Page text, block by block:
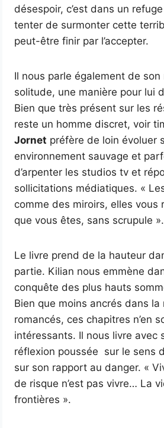
désespoir, c’est dans un refuge
tenter de surmonter cette
peut-être finir par l’accepter.
Il nous parle également de
solitude, une manière pour lui
Bien que très présent sur les
reste un homme discret, voir
Jornet préfère de loin évoluer
environnement sauvage et
d’arpenter les studios tv et
sollicitations médiatiques. «
comme des miroirs, elles vous
que vous êtes, sans scrupule ».
Le livre prend de la hauteur
partie. Kilian nous emmène
conquête des plus hauts
Bien que moins ancrés dans la
romancés, ces chapitres n’en
intéressants. Il nous livre avec
réflexion poussée sur le sens
sur son rapport au danger. «
de risque n’est pas vivre… La
frontières ».